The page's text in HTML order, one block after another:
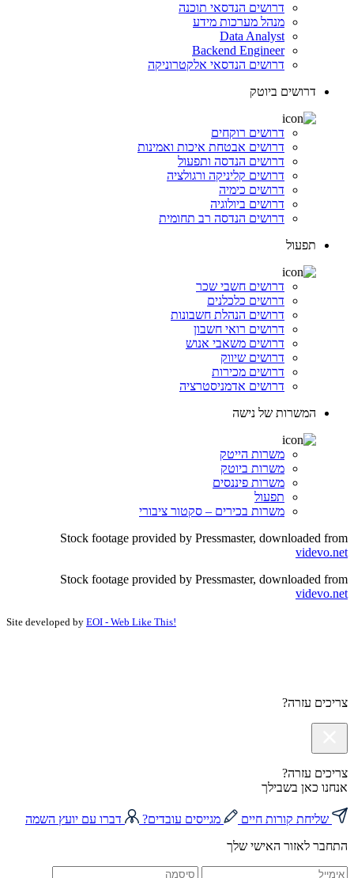
דרושים הנדסאי תוכנה
מנהל מערכות מידע
Data Analyst
Backend Engineer
דרושים הנדסאי אלקטרוניקה
דרושים ביוטק
דרושים רוקחים
דרושים אבטחת איכות ואמינות
דרושים הנדסה ותפעול
דרושים קליניקה ורגולציה
דרושים כימיה
דרושים ביולוגיה
דרושים הנדסה רב תחומית
תפעול
דרושים חשבי שכר
דרושים כלכלנים
דרושים הנהלת חשבונות
דרושים רואי חשבון
דרושים משאבי אנוש
דרושים שיווק
דרושים מכירות
דרושים אדמניסטרציה
המשרות של נישה
משרות הייטק
משרות ביוטק
משרות פיננסים
תפעול
משרות בכירים – סקטור ציבורי
Stock footage provided by Pressmaster, downloaded from
videvo.net
Stock footage provided by Pressmaster, downloaded from
videvo.net
Site developed by EOI - Web Like This!
צריכים עזרה?
צריכים עזרה?
אנחנו כאן בשבילך
שליחת קורות חיים מגייסים עובדים?
דברו עם יועץ השמה
התחבר לאזור האישי שלך